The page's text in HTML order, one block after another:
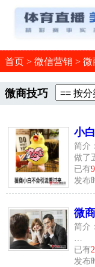
首页 > 微信营销 > 微
微商技巧
小
简介
做了
已有
发布
微
简介
…
已有
发布